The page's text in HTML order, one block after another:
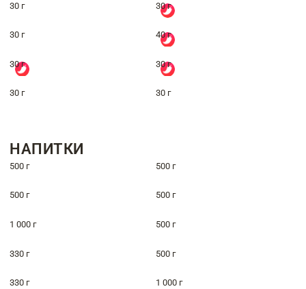
30 г 30 г
30 г 40 г
30 г 30 г
30 г 30 г
НАПИТКИ
500 г 500 г
500 г 500 г
1 000 г 500 г
330 г 500 г
330 г 1 000 г